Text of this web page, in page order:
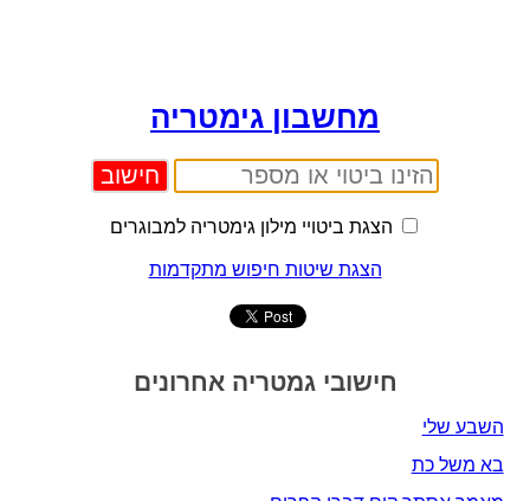
מחשבון גימטריה
הצגת ביטויי מילון גימטריה למבוגרים
הצגת שיטות חיפוש מתקדמות
חישובי גמטריה אחרונים
השבע שלי
בא משל כת